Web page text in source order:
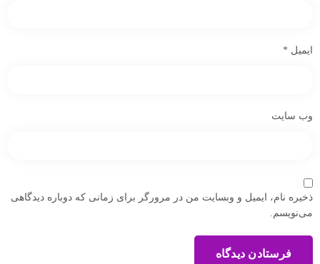
ایمیل *
وب‌ سایت
ذخیره نام، ایمیل و وبسایت من در مرورگر برای زمانی که دوباره دیدگاهی
می‌نویسم.
فرستادن دیدگاه